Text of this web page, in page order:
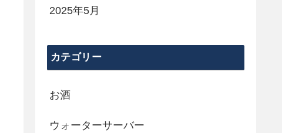
2025年5月
カテゴリー
お酒
ウォーターサーバー